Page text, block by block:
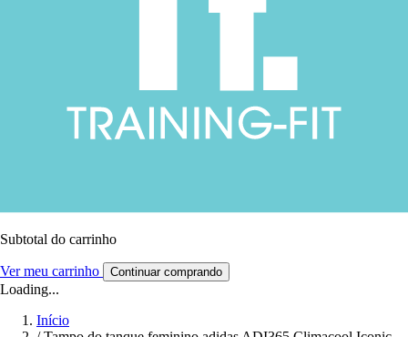
Subtotal do carrinho
Ver meu carrinho Continuar comprando
Loading...
Início